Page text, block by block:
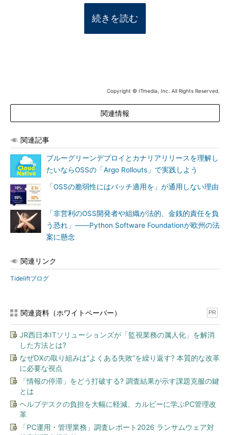
続きを読む
Copyright © ITmedia, Inc. All Rights Reserved.
関連情報
関連記事
ブルーグリーンデプロイとカナリアリリースを理解し
たいならOSSの「Argo Rollouts」で実践しよう
「OSSの脆弱性にはパッチ適用を」が通用しない理由
「非営利のOSS開発者や組織が法的、金銭的責任を負
う恐れ」――Python Software Foundationが欧州の法
案に懸念
関連リンク
Tideliftブログ
関連資料（ホワイトペーパー） PR
JR西日本ITソリューションズが「監視業務の属人化」を解消
した方法とは?
なぜDXの取り組みは“よくある失敗”を繰り返す? 本質的な改革
に必要な視点
「情報の停滞」をどう打破する? 調査結果が示す課題克服の鍵
とは
ヘルプデスクの負担を大幅に軽減、カルビーに学ぶPC管理改
革
「PC運用・管理業務」調査レポート2026 ランサムウェア対